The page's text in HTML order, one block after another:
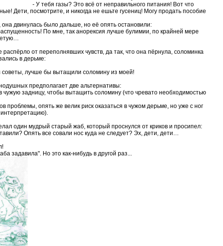
- У тебя газы? Это всё от неправильного питания! Вот что
Дети, посмотрите, и никогда не ешьте гусениц! Могу продать пособие
двинулась было дальше, но её опять остановили:
По мне, так анорексия лучше булимии, по крайней мере
от переполнявших чувств, да так, что она пёрнула, соломинка
в дерьме:
советы, лучше бы вытащили соломину из моей!
предполагает две альтернативы:
чужую задницу, чтобы вытащить соломину (что чревато необходимостью
проблемы, опять же велик риск оказаться в чужом дерьме, но уже с ног
один мудрый старый жаб, который проснулся от криков и просипел:
Опять все совали нос куда не следует? Эх, дети, дети…
задавила". Но это как-нибудь в другой раз...